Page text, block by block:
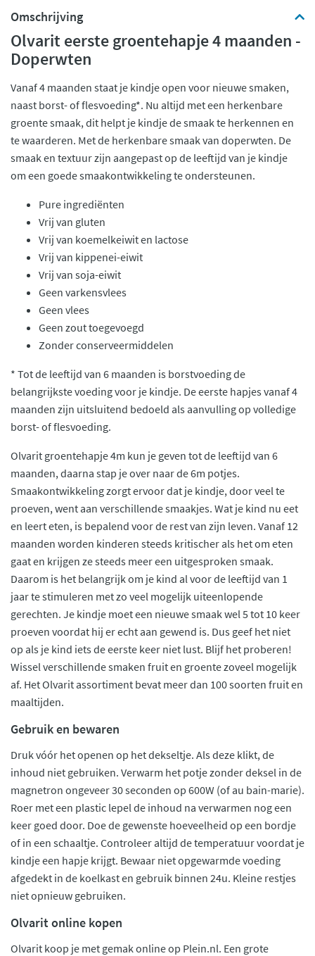
Omschrijving
Olvarit eerste groentehapje 4 maanden -
Doperwten
Vanaf 4 maanden staat je kindje open voor nieuwe smaken,
naast borst- of flesvoeding*. Nu altijd met een herkenbare
groente smaak, dit helpt je kindje de smaak te herkennen en
te waarderen. Met de herkenbare smaak van doperwten. De
smaak en textuur zijn aangepast op de leeftijd van je kindje
om een goede smaakontwikkeling te ondersteunen.
Pure ingrediënten
Vrij van gluten
Vrij van koemelkeiwit en lactose
Vrij van kippenei-eiwit
Vrij van soja-eiwit
Geen varkensvlees
Geen vlees
Geen zout toegevoegd
Zonder conserveermiddelen
* Tot de leeftijd van 6 maanden is borstvoeding de
belangrijkste voeding voor je kindje. De eerste hapjes vanaf 4
maanden zijn uitsluitend bedoeld als aanvulling op volledige
borst- of flesvoeding.
Olvarit groentehapje 4m kun je geven tot de leeftijd van 6
maanden, daarna stap je over naar de 6m potjes.
Smaakontwikkeling zorgt ervoor dat je kindje, door veel te
proeven, went aan verschillende smaakjes. Wat je kind nu eet
en leert eten, is bepalend voor de rest van zijn leven. Vanaf 12
maanden worden kinderen steeds kritischer als het om eten
gaat en krijgen ze steeds meer een uitgesproken smaak.
Daarom is het belangrijk om je kind al voor de leeftijd van 1
jaar te stimuleren met zo veel mogelijk uiteenlopende
gerechten. Je kindje moet een nieuwe smaak wel 5 tot 10 keer
proeven voordat hij er echt aan gewend is. Dus geef het niet
op als je kind iets de eerste keer niet lust. Blijf het proberen!
Wissel verschillende smaken fruit en groente zoveel mogelijk
af. Het Olvarit assortiment bevat meer dan 100 soorten fruit en
maaltijden.
Gebruik en bewaren
Druk vóór het openen op het dekseltje. Als deze klikt, de
inhoud niet gebruiken. Verwarm het potje zonder deksel in de
magnetron ongeveer 30 seconden op 600W (of au bain-marie).
Roer met een plastic lepel de inhoud na verwarmen nog een
keer goed door. Doe de gewenste hoeveelheid op een bordje
of in een schaaltje. Controleer altijd de temperatuur voordat je
kindje een hapje krijgt. Bewaar niet opgewarmde voeding
afgedekt in de koelkast en gebruik binnen 24u. Kleine restjes
niet opnieuw gebruiken.
Olvarit online kopen
Olvarit koop je met gemak online op Plein.nl. Een grote